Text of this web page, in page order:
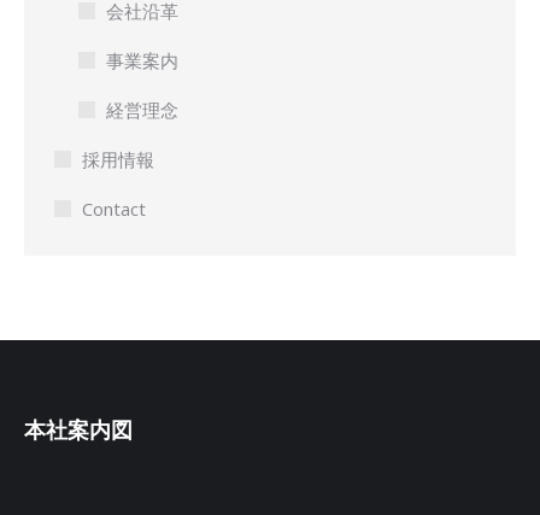
会社沿革
事業案内
経営理念
採用情報
Contact
本社案内図